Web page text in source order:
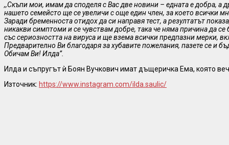
,,Скъпи мои, имам да споделя с Вас две новини – едната е добра, а
нашето семейсто ще се увеличи с още един член, за което всички
Заради бременноста отидох да си направя тест, а резултатът
никакви симптоми и се чувствам добре, така че няма причина да
със сериозността на вируса и ще взема всички предпазни мерки,
Предварително Ви благодаря за хубавите пожелания, пазете се и
Обичам Ви! Илда”.
Илда и съпругът ѝ Боян Вучкович имат дъщеричка Ема, която
Източник: https://www.instagram.com/ilda.saulic/